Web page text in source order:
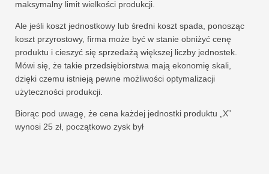
maksymalny limit wielkości produkcji.
Ale jeśli koszt jednostkowy lub średni koszt spada, ponosząc
koszt przyrostowy, firma może być w stanie obniżyć cenę
produktu i cieszyć się sprzedażą większej liczby jednostek.
Mówi się, że takie przedsiębiorstwa mają ekonomię skali,
dzięki czemu istnieją pewne możliwości optymalizacji
użyteczności produkcji.
Biorąc pod uwagę, że cena każdej jednostki produktu „X”
wynosi 25 zł, początkowo zysk był